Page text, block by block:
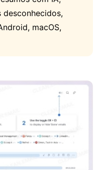
desconhecidos,
macOS,